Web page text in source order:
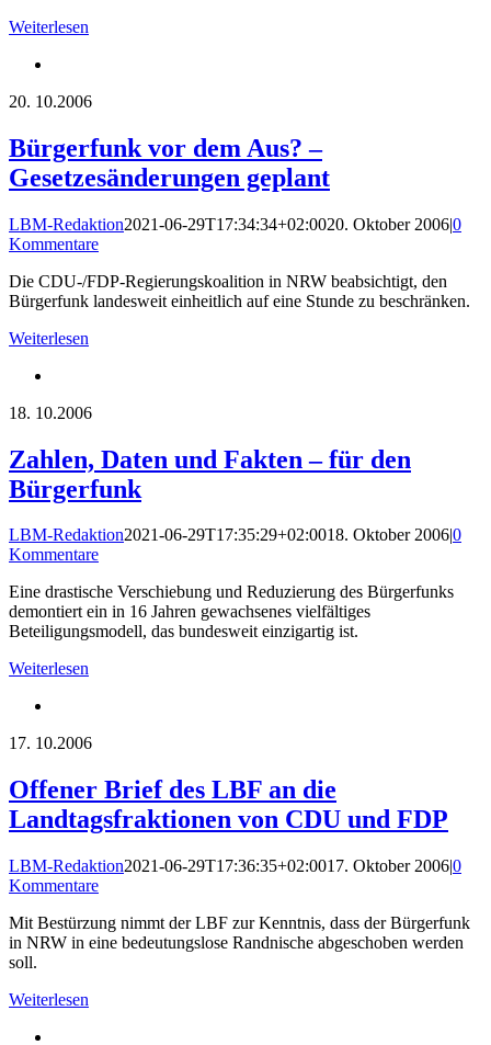
Weiterlesen
20. 10.2006
Bürgerfunk vor dem Aus? –
Gesetzesänderungen geplant
LBM-Redaktion2021-06-29T17:34:34+02:0020. Oktober 2006|0
Kommentare
Die CDU-/FDP-Regierungskoalition in NRW beabsichtigt, den
Bürgerfunk landesweit einheitlich auf eine Stunde zu beschränken.
Weiterlesen
18. 10.2006
Zahlen, Daten und Fakten – für den
Bürgerfunk
LBM-Redaktion2021-06-29T17:35:29+02:0018. Oktober 2006|0
Kommentare
Eine drastische Verschiebung und Reduzierung des Bürgerfunks
demontiert ein in 16 Jahren gewachsenes vielfältiges
Beteiligungsmodell, das bundesweit einzigartig ist.
Weiterlesen
17. 10.2006
Offener Brief des LBF an die
Landtagsfraktionen von CDU und FDP
LBM-Redaktion2021-06-29T17:36:35+02:0017. Oktober 2006|0
Kommentare
Mit Bestürzung nimmt der LBF zur Kenntnis, dass der Bürgerfunk
in NRW in eine bedeutungslose Randnische abgeschoben werden
soll.
Weiterlesen